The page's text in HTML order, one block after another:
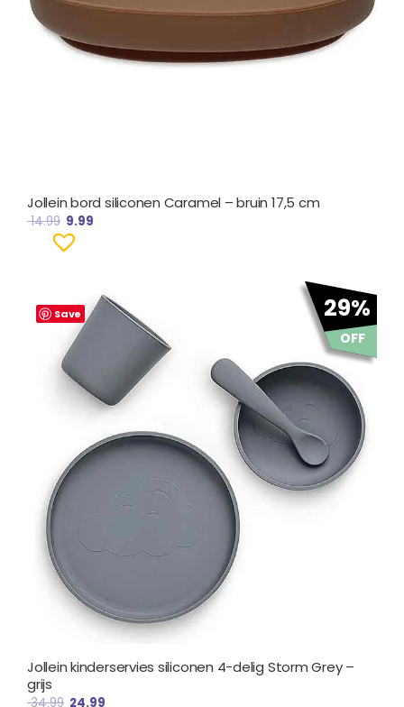
Jollein bord siliconen Caramel – bruin 17,5 cm
14.99 9.99
Save 29%
OFF
Jollein kinderservies siliconen 4-delig Storm Grey –
grijs
34.99
Oorspronkelijke
prijs
was:
€ 34.99.
24.99
Huidige
prijs
€ 24.99.